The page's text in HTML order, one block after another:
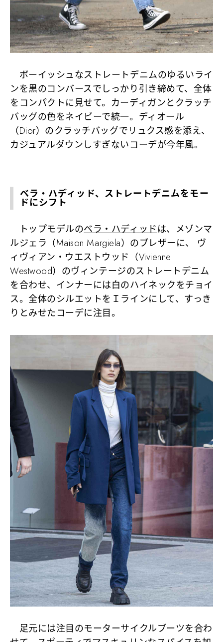
ボーイッシュなストレートデニムのゆるいライ
ンを黒のコンバースでしっかり引き締めて、全体
をコンパクトに見せて。カーディガンとクラッチ
バッグの色をネイビーで統一。ディオール
（Dior）のクラッチバッグでリュクス感を添え、
カジュアルダウンしすぎないコーデが今年風。
ベラ・ハディッド、ストレートデニムをモー
ドにシフト
トップモデルのベラ・ハディッドは、メゾンマ
ルジェラ（Maison Margiela）のブレザーに、 ヴ
ィヴィアン・ウエストウッド（Vivienne
Westwood）のヴィンテージのストレートデニム
を合わせ、インナーには白のハイネックをチョイ
ス。全体のシルエットをＩラインにして、すっき
りとみせたコーデに注目。
足元には注目のモーターサイクルブーツを合わ